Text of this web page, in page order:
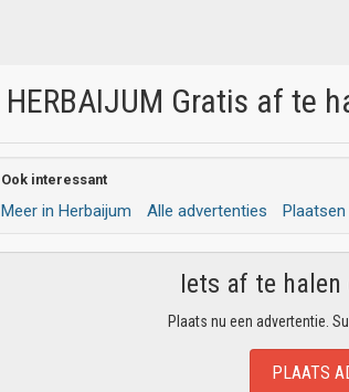
HERBAIJUM Gratis af te
Ook interessant
Meer in Herbaijum Alle advertenties
Iets af te halen
Plaats nu een advertentie.
PLAATS